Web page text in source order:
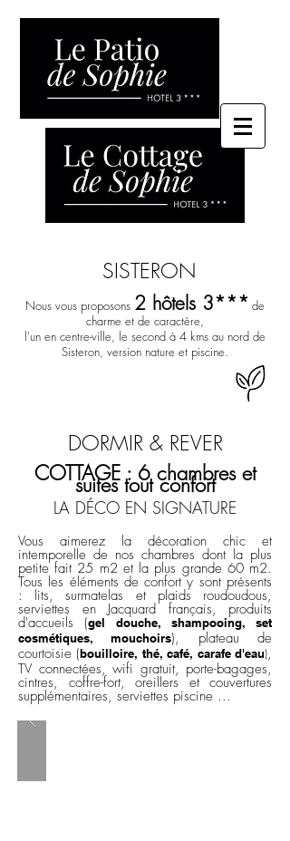
SISTERON
&
Nous vous proposons 2 hôtels 3*** de
charme et de caractère,
l'un en centre-ville, le second à 4 kms au nord de
Sisteron, version nature et piscine.
DORMIR & REVER
COTTAGE : 6 chambres et
suites tout confort
LA DÉCO EN SIGNATURE
Vous aimerez la décoration chic et
intemporelle de nos chambres dont la plus
petite fait 25 m2 et la plus grande 60 m2.
Tous les éléments de confort y sont présents
: lits, surmatelas et plaids roudoudous,
serviettes en Jacquard français, produits
d'accueils (gel douche, shampooing, set
cosmétiques, mouchoirs), plateau de
courtoisie (bouilloire, thé, café, carafe d'eau),
TV connectées, wifi gratuit, porte-bagages,
cintres, coffre-fort, oreillers et couvertures
supplémentaires, serviettes piscine ...